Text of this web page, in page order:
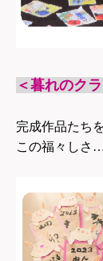
＜暮れのク
完成作品たち
この福々し